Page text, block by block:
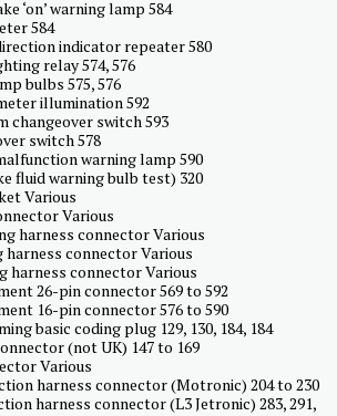
‘on’ warning lamp 584
584
indicator repeater 580
relay 574, 576
bulbs 575, 576
illumination 592
changeover switch 593
switch 578
warning lamp 590
fluid warning bulb test) 320
Various
Various
harness connector Various
harness connector Various
harness connector Various
26-pin connector 569 to 592
16-pin connector 576 to 590
basic coding plug 129, 130, 184, 184
(not UK) 147 to 169
Various
harness connector (Motronic) 204 to 230
harness connector (L3 Jetronic) 283, 291,